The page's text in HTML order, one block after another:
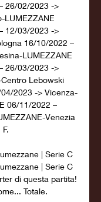
26/02/2023 ->
LUMEZZANE
12/03/2023 ->
16/10/2022 –
LUMEZZANE
26/03/2023 ->
Lebowski
2023 -> Vicenza-
06/11/2022 –
Venezia
F.
| Serie C
| Serie C
di questa partita!
Totale.